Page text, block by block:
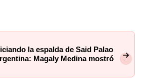
la espalda de Said Palao
Magaly Medina mostró